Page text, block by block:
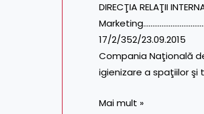
DIRECŢIA RELAŢII
17/2/352/23.09.2015
Compania Naţională
igienizare a spaţiilor şi
23.09.2015
Mai mult »